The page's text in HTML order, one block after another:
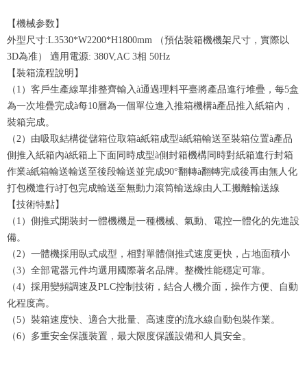
【機械参数】
外型尺寸:L3530*W2200*H1800mm （預估裝箱機機架尺寸，實際以
3D為准） 適用電源: 380V,AC 3相 50Hz
【裝箱流程說明】
（1）客戶生產線單排整齊輸入à通過理料平臺將產品進行堆疊，每5盒
為一次堆疊完成à每10層為一個單位進入推箱機構à產品推入紙箱內，
裝箱完成。
（2）由吸取結構從儲箱位取箱à紙箱成型à紙箱輸送至裝箱位置à產品
側推入紙箱內à紙箱上下面同時成型à側封箱機構同時對紙箱進行封箱
作業à紙箱輸送輸送至後段輸送並完成90°翻轉à翻轉完成後再由無人化
打包機進行à打包完成輸送至無動力滾筒輸送線由人工搬離輸送線
【技術特點】
（1）側推式開裝封一體機機是一種機械、氣動、電控一體化的先進設
備。
（2）一體機採用臥式成型，相對單體側推式速度更快，占地面積小
（3）全部電器元件均選用國際著名品牌。整機性能穩定可靠。
（4）採用變頻調速及PLC控制技術，結合人機介面，操作方便、自動
化程度高。
（5）裝箱速度快、適合大批量、高速度的流水線自動包裝作業。
（6）多重安全保護裝置，最大限度保護設備和人員安全。